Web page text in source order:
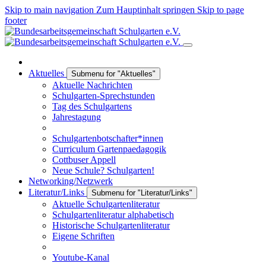
Skip to main navigation Zum Hauptinhalt springen Skip to page
footer
Aktuelles Submenu for "Aktuelles"
Aktuelle Nachrichten
Schulgarten-Sprechstunden
Tag des Schulgartens
Jahrestagung
Schulgartenbotschafter*innen
Curriculum Gartenpaedagogik
Cottbuser Appell
Neue Schule? Schulgarten!
Networking/Netzwerk
Literatur/Links
Submenu for "Literatur/Links"
Aktuelle Schulgartenliteratur
Schulgartenliteratur alphabetisch
Historische Schulgartenliteratur
Eigene Schriften
Youtube-Kanal